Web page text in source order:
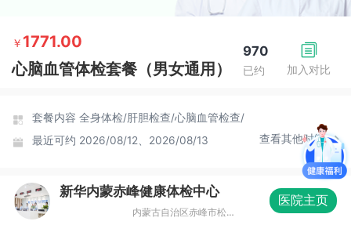
加入对比
970
已约
￥ 1771.00
心脑血管体检套餐（男女通用）
套餐内容 全身体检/肝胆检查/心脑血管检查/
最近可约 2026/08/12、2026/08/13 查看其他时间
新华内蒙赤峰健康体检中心
内蒙古自治区赤峰市松山区恒茂大厦商务中心（北门）四层01041
医院主页